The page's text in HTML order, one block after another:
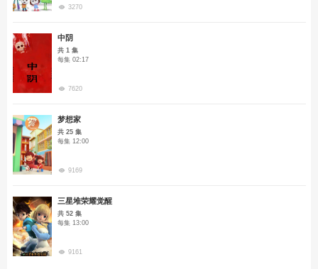
3270
中阴
共 1 集
每集 02:17
7620
梦想家
共 25 集
每集 12:00
9169
三星堆荣耀觉醒
共 52 集
每集 13:00
9161